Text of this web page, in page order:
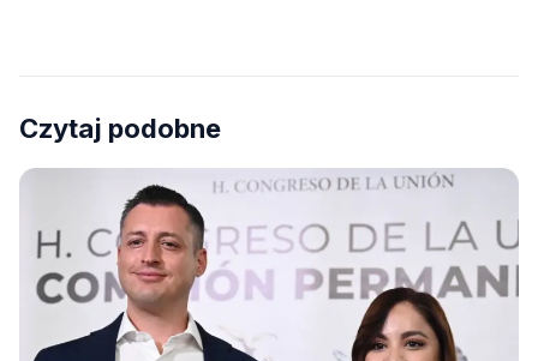
Czytaj podobne